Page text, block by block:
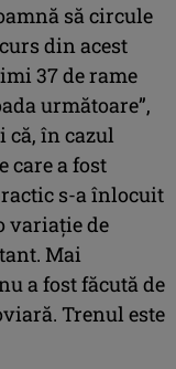
să circule
din acest
37 de rame
următoare”,
că, în cazul
care a fost
s-a înlocuit
variaţie de
Mai
a fost făcută de
Trenul este